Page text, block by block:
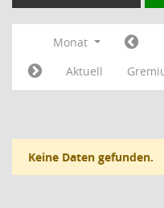
Monat
Aktuell
Keine Daten gefunden.